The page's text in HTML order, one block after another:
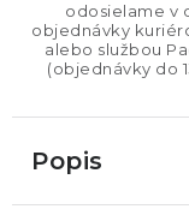
odosielame v
objednávky
alebo službou
(objednávky do
Popis